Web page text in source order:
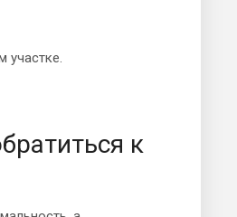
участке.
к